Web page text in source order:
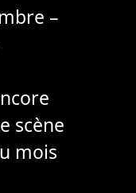
–
scène
mois